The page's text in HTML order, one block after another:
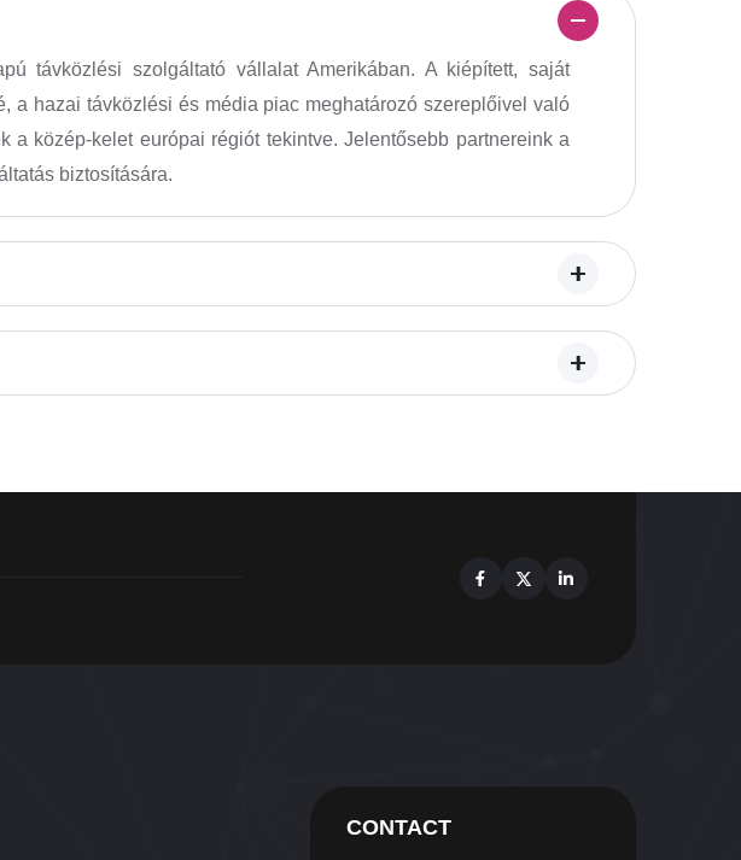
távközlési szolgáltató vállalat Amerikában. A kiépített, saját
a hazai távközlési és média piac meghatározó szereplőivel való
közép-kelet európai régiót tekintve. Jelentősebb partnereink a
biztosítására.
CONTACT